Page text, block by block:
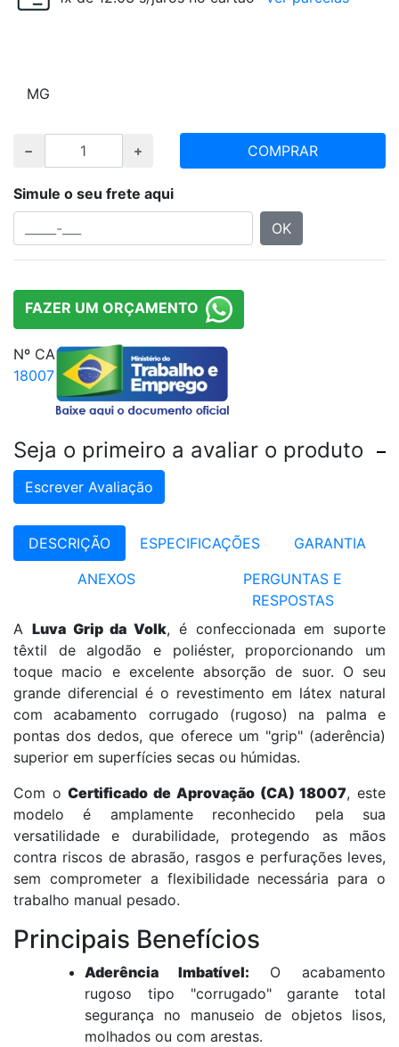
MG
COMPRAR
Simule o seu frete aqui
OK
FAZER UM ORÇAMENTO
Nº CA
18007
Seja o primeiro a avaliar o produto
Escrever Avaliação
DESCRIÇÃO ESPECIFICAÇÕES
GARANTIA
ANEXOS
PERGUNTAS E
RESPOSTAS
A Luva Grip da Volk, é confeccionada em suporte
têxtil de algodão e poliéster, proporcionando um
toque macio e excelente absorção de suor. O seu
grande diferencial é o revestimento em látex natural
com acabamento corrugado (rugoso) na palma e
pontas dos dedos, que oferece um "grip" (aderência)
superior em superfícies secas ou húmidas.
Com oCertificado de Aprovação (CA) 18007, este
modelo é amplamente reconhecido pela sua
versatilidade e durabilidade, protegendo as mãos
contra riscos de abrasão, rasgos e perfurações leves,
sem comprometer a flexibilidade necessária para o
trabalho manual pesado.
Principais Benefícios
Aderência Imbatível: O acabamento
rugoso tipo "corrugado" garante total
segurança no manuseio de objetos lisos,
molhados ou com arestas.